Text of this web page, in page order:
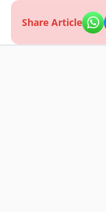
Share Article